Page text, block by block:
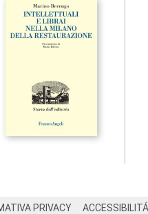
PRIVACY ACCESSIBILITÁ